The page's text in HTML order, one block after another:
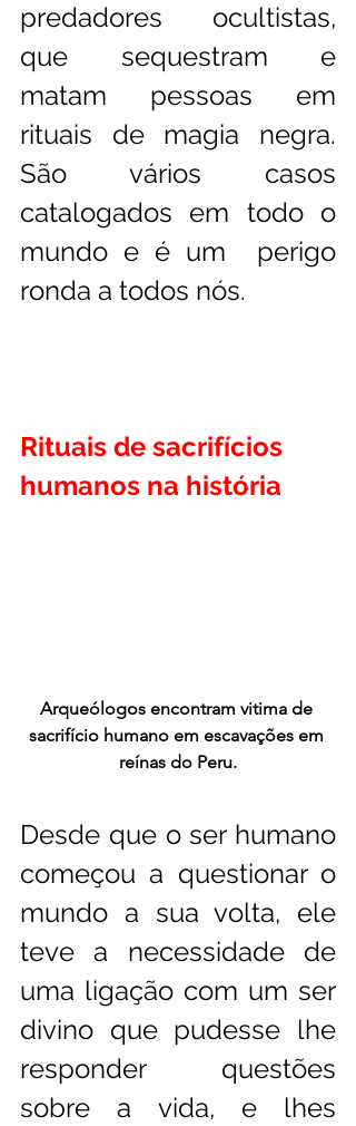
predadores ocultistas,
que sequestram e
matam pessoas em
rituais de magia negra.
São vários casos
catalogados em todo o
mundo e é um  perigo
ronda a todos nós.
Rituais de sacrifícios
humanos na história
Arqueólogos encontram vitima de
sacrifício humano em escavações em
reínas do Peru.
Desde que o ser humano
começou a questionar o
mundo a sua volta, ele
teve a necessidade de
uma ligação com um ser
divino que pudesse lhe
responder questões
sobre a vida, e lhes